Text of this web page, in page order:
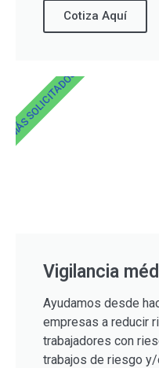
Cotiza Aquí
Vigilancia
Ayudamos desde
empresas a reducir
trabajadores con
trabajos de riesgo
MÁS SOLICITADOS